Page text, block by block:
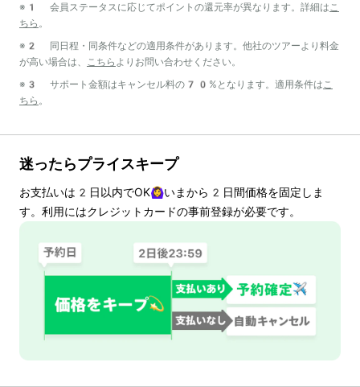
※1 会員ステータスに応じてポイントの還元率が異なります。詳細は こ
ちら 。
※2 同日程・同条件などの適用条件があります。他社のツアーより料金
が高い場合は、
こちら よりお問い合わせください。
※3 サポート金額はキャンセル料の70%となります。適用条件は こ
ちら 。
迷ったらプライスキープ
お支払いは 2 日以内でOK🙆‍♀️いまから 2 日間価格を固定しま
す。利用にはクレジットカードの事前登録が必要です。